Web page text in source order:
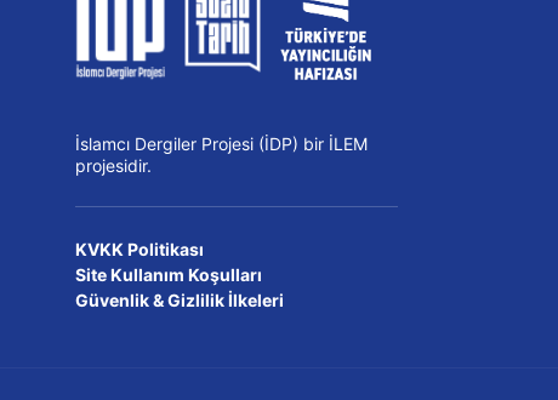
İslamcı Dergiler Projesi (İDP) bir İLEM
projesidir.
KVKK Politikası
Site Kullanım Koşulları
Güvenlik & Gizlilik İlkeleri